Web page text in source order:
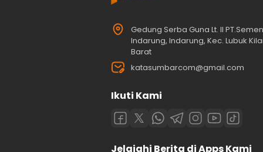
Gedung Serba Guna Lt. II
Indarung, Indarung, Kec. Lubuk
Barat
katasumbarcom@gmail.com
Ikuti Kami
Jelajahi Berita di Apps Kami